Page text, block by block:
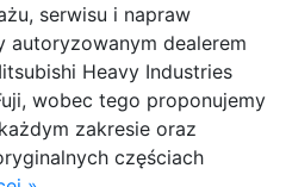
serwisu i napraw
autoryzowanym dealerem
Heavy Industries
wobec tego proponujemy
zakresie oraz
częściach